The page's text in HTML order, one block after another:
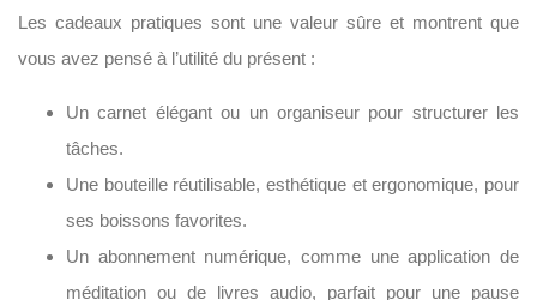
Les cadeaux pratiques sont une valeur sûre et montrent que
vous avez pensé à l’utilité du présent :
Un carnet élégant ou un organiseur pour structurer les
tâches.
Une bouteille réutilisable, esthétique et ergonomique, pour
ses boissons favorites.
Un abonnement numérique, comme une application de
méditation ou de livres audio, parfait pour une pause